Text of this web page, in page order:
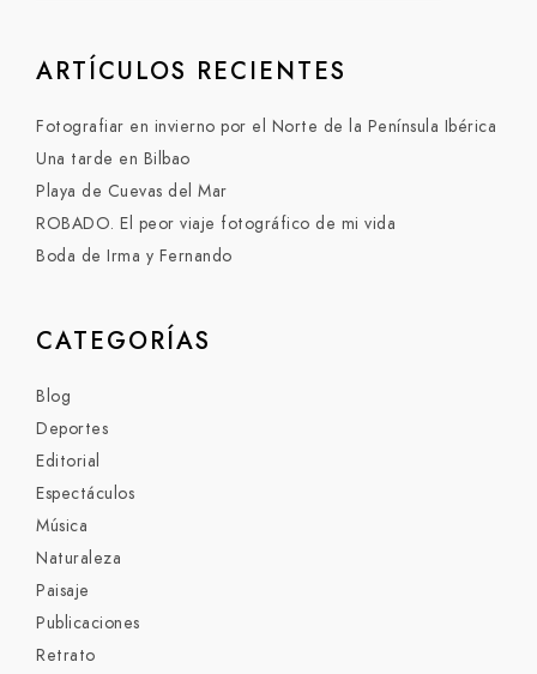
ARTÍCULOS RECIENTES
Fotografiar en invierno por el Norte de la Península Ibérica
Una tarde en Bilbao
Playa de Cuevas del Mar
ROBADO. El peor viaje fotográfico de mi vida
Boda de Irma y Fernando
CATEGORÍAS
Blog
Deportes
Editorial
Espectáculos
Música
Naturaleza
Paisaje
Publicaciones
Retrato